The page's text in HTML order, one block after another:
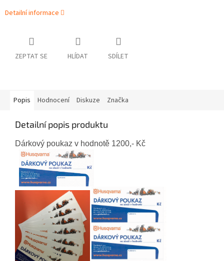
Detailní informace
ZEPTAT SE HLÍDAT SDÍLET
Popis Hodnocení Diskuze Značka
Detailní popis produktu
Dárkový poukaz v hodnotě 1200,- Kč